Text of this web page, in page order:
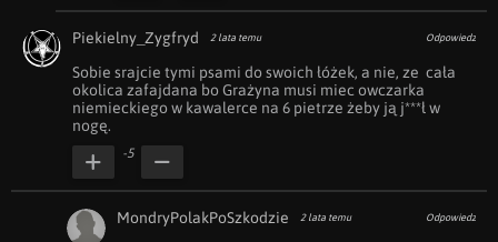
Piekielny_Zygfryd 2 lata temu Odpowiedz
Sobie srajcie tymi psami do swoich łóżek, a nie, ze  cała
okolica zafajdana bo Grażyna musi miec owczarka
niemieckiego w kawalerce na 6 pietrze żeby ją j***ł w
nogę.
-5
MondryPolakPoSzkodzie 2 lata temu Odpowiedz